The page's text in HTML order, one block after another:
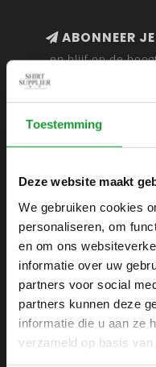
Toestemming
Deze website maakt
We gebruiken cookies
personaliseren, om
en om ons
informatie over uw
partners voor social
partners kunnen deze
informatie die u aan ze
verzameld op basis
ABONNEER
en blijf op de
+31